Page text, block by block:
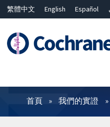
繁體中文 English Español
篩選條件
首頁 我們的實證